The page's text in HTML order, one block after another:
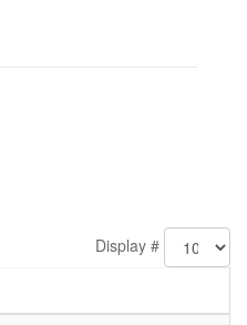
Display #